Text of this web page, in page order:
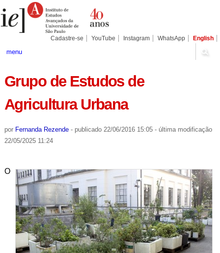
para
conteúdo.
Pessoais
Cadastre-se YouTube Instagram WhatsApp English
menu
Grupo de Estudos de
Agricultura Urbana
por Fernanda Rezende - publicado22/06/2016 15:05 - última modificação
22/05/2025 11:24
O